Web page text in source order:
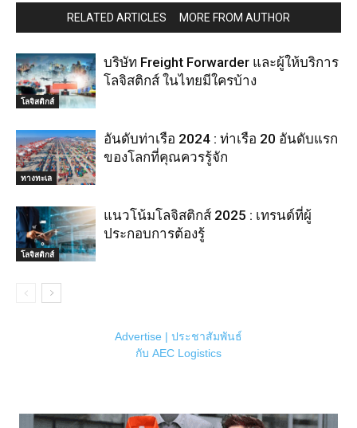
RELATED ARTICLES MORE FROM AUTHOR
โลจิสติกส์
บริษัท Freight Forwarder และผู้ให้บริการ
โลจิสติกส์ ในไทยมีใครบ้าง
ทางทะเล
อันดับท่าเรือ 2024 : ท่าเรือ 20 อันดับแรก
ของโลกที่คุณควรรู้จัก
โลจิสติกส์
แนวโน้มโลจิสติกส์ 2025 : เทรนด์ที่ผู้
ประกอบการต้องรู้
Advertise | ประชาสัมพันธ์
กับ AEC Logistics